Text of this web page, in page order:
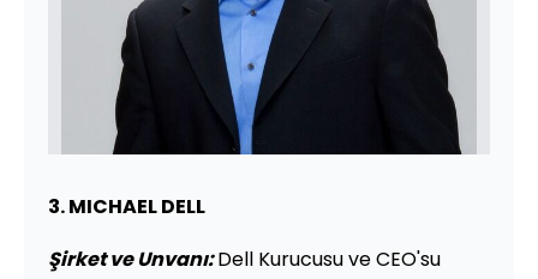
3. MICHAEL DELL
Şirket ve Unvanı:Dell Kurucusu ve CEO'su